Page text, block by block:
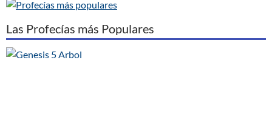
Las Profecías más Populares